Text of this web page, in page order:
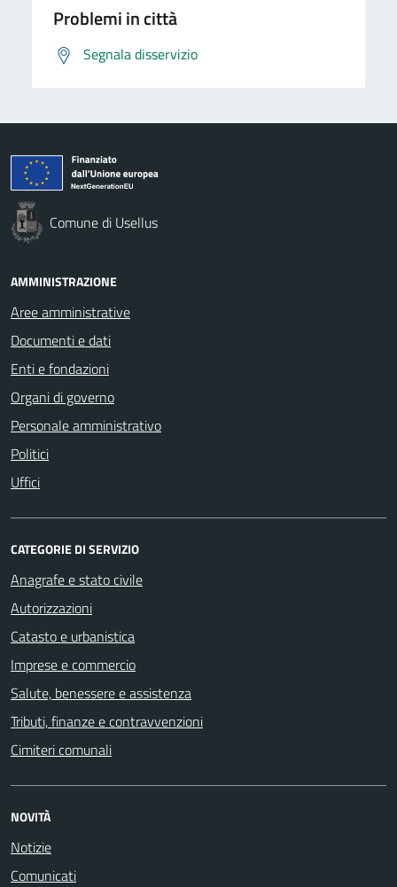
Problemi in città
Segnala disservizio
Comune di Usellus
AMMINISTRAZIONE
Aree amministrative
Documenti e dati
Enti e fondazioni
Organi di governo
Personale amministrativo
Politici
Uffici
CATEGORIE DI SERVIZIO
Anagrafe e stato civile
Autorizzazioni
Catasto e urbanistica
Imprese e commercio
Salute, benessere e assistenza
Tributi, finanze e contravvenzioni
Cimiteri comunali
NOVITÀ
Notizie
Comunicati